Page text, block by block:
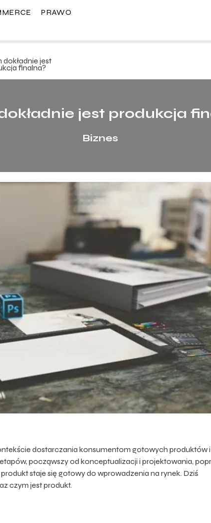
PRAWO
dokładnie jest
finalna?
jest produkcja
Biznes
dostarczania konsumentom gotowych produktów i
począwszy od konceptualizacji i projektowania,
staje się gotowy do wprowadzenia na rynek. Dziś
czym jest produkt.